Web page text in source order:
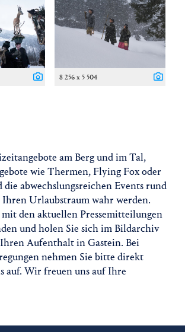
8 256 x 5 504
am Berg und im Tal,
wie Thermen, Flying Fox oder
die abwechslungsreichen Events rund
Ihren Urlaubstraum wahr werden.
den aktuellen Pressemitteilungen
und holen Sie sich im Bildarchiv
Aufenthalt in Gastein. Bei
nehmen Sie bitte direkt
auf. Wir freuen uns auf Ihre